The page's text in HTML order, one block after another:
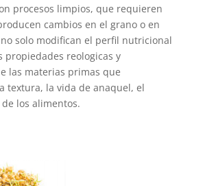
procesos limpios, que requieren
cambios en el grano o en
solo modifican el perfil nutricional
propiedades reologicas y
las materias primas que
textura, la vida de anaquel, el
los alimentos.